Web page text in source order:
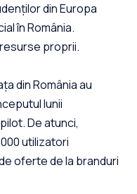
din Europa
în România.
proprii.
din România au
lunii
De atunci,
utilizatori
oferte de la branduri